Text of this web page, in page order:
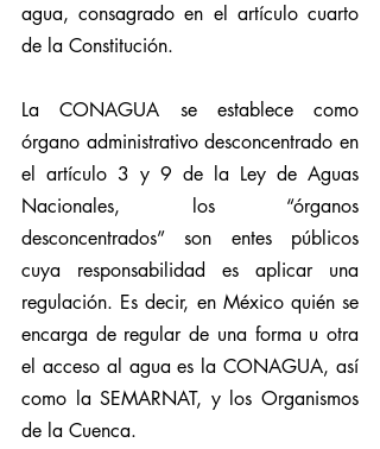
agua, consagrado en el artículo cuarto
de la Constitución.
La CONAGUA se establece como
órgano administrativo desconcentrado en
el artículo 3 y 9 de la Ley de Aguas
Nacionales, los “órganos
desconcentrados” son entes públicos
cuya responsabilidad es aplicar una
regulación. Es decir, en México quién se
encarga de regular de una forma u otra
el acceso al agua es la CONAGUA, así
como la SEMARNAT, y los Organismos
de la Cuenca.